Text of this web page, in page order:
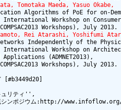
Tomotaka Maeda, Yasuo Okabe,
Algorithms of PoE for on-
International Workshop on
Rei Atarashi, Yoshifumi
Independently of the
International Workshop on
Applications (ADMNET2013),
Workshops), July 2013.
ュリティ'',
シンポジウム:http://